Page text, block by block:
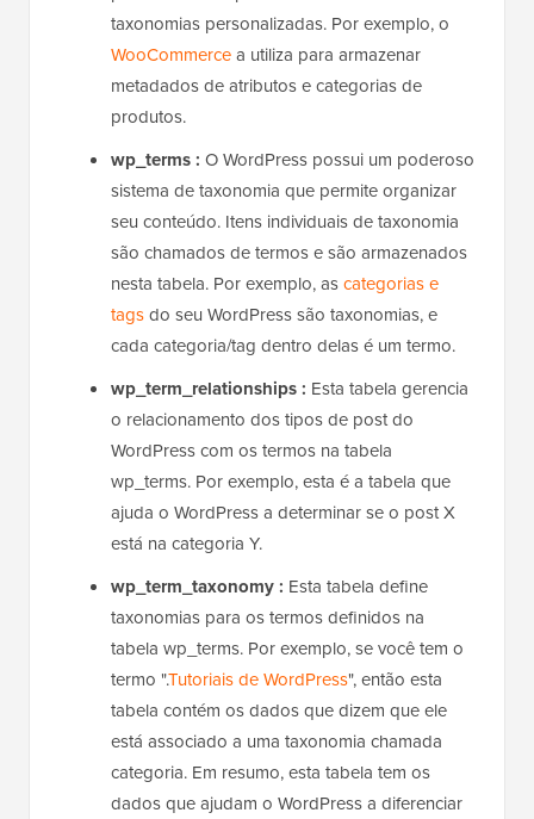
taxonomias personalizadas. Por exemplo, o
WooCommercea utiliza para armazenar
metadados de atributos e categorias de
produtos.
wp_terms : O WordPress possui um poderoso
sistema de taxonomia que permite organizar
seu conteúdo. Itens individuais de taxonomia
são chamados de termos e são armazenados
nesta tabela. Por exemplo, ascategorias e
tagsdo seu WordPress são taxonomias, e
cada categoria/tag dentro delas é um termo.
wp_term_relationships : Esta tabela gerencia
o relacionamento dos tipos de post do
WordPress com os termos na tabela
wp_terms. Por exemplo, esta é a tabela que
ajuda o WordPress a determinar se o post X
está na categoria Y.
wp_term_taxonomy : Esta tabela define
taxonomias para os termos definidos na
tabela wp_terms. Por exemplo, se você tem o
termo ".Tutoriais de WordPress", então esta
tabela contém os dados que dizem que ele
está associado a uma taxonomia chamada
categoria. Em resumo, esta tabela tem os
dados que ajudam o WordPress a diferenciar